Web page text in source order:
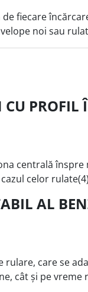
fiecare
noi sau
PROFIL
centrală
celor
AL
care se
cât și pe vreme